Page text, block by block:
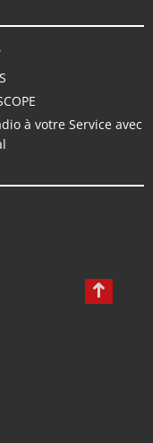
à votre Service avec